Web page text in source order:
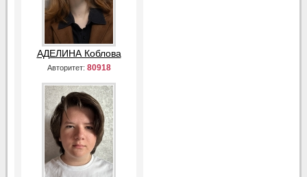
АДЕЛИНА Коблова
Авторитет: 80918